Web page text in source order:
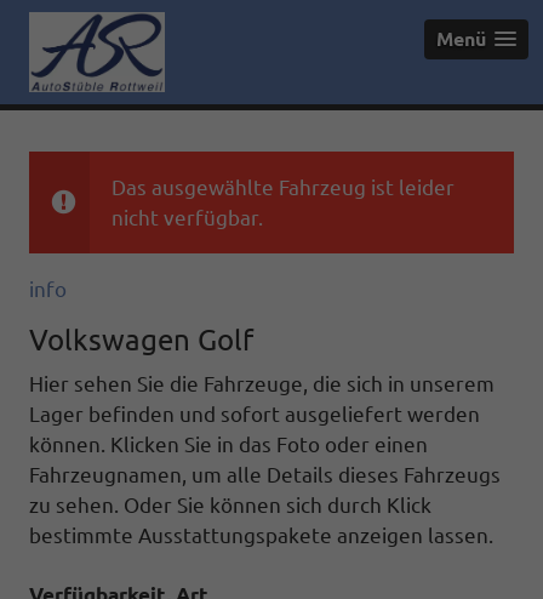
Menü
Das ausgewählte Fahrzeug ist leider
nicht verfügbar.
info
Volkswagen Golf
Hier sehen Sie die Fahrzeuge, die sich in unserem
Lager befinden und sofort ausgeliefert werden
können. Klicken Sie in das Foto oder einen
Fahrzeugnamen, um alle Details dieses Fahrzeugs
zu sehen. Oder Sie können sich durch Klick
bestimmte Ausstattungspakete anzeigen lassen.